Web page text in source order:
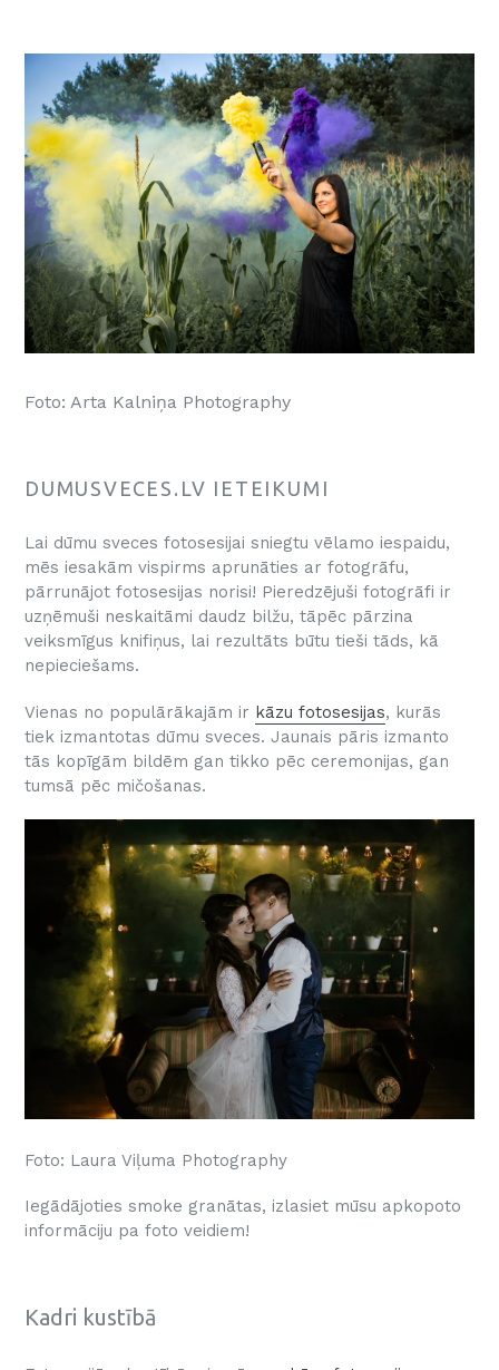
Foto: Arta Kalniņa Photography
DUMUSVECES.LV IETEIKUMI
Lai dūmu sveces fotosesijai sniegtu vēlamo iespaidu,
mēs iesakām vispirms aprunāties ar fotogrāfu,
pārrunājot fotosesijas norisi! Pieredzējuši fotogrāfi ir
uzņēmuši neskaitāmi daudz bilžu, tāpēc pārzina
veiksmīgus knifiņus, lai rezultāts būtu tieši tāds, kā
nepieciešams.
Vienas no populārākajām ir kāzu fotosesijas, kurās
tiek izmantotas dūmu sveces. Jaunais pāris izmanto
tās kopīgām bildēm gan tikko pēc ceremonijas, gan
tumsā pēc mičošanas.
Foto: Laura Viļuma Photography
Iegādājoties smoke granātas, izlasiet mūsu apkopoto
informāciju pa foto veidiem!
Kadri kustībā